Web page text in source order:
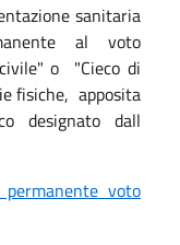
sanitaria
al voto
o "Cieco di
fisiche, apposita
designato dall
voto